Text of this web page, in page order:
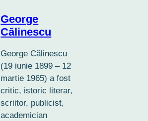
George
Călinescu
George Călinescu
(19 iunie 1899 – 12
martie 1965) a fost
critic, istoric literar,
scriitor, publicist,
academician